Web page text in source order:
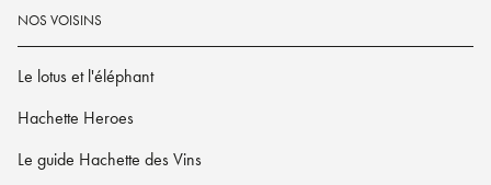
NOS VOISINS
Le lotus et l'éléphant
Hachette Heroes
Le guide Hachette des Vins